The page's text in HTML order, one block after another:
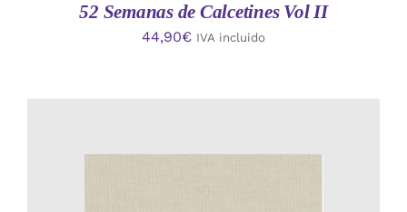
52 Semanas de Calcetines Vol II
44,90€ IVA incluido